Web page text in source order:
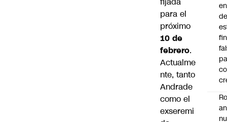
para el
próximo
10 de
febrero.
Actualme
nte, tanto
Andrade
como el
exseremi
de